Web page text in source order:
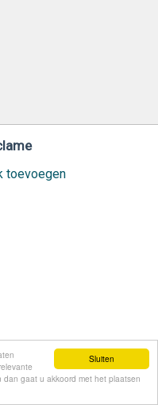
Sluiten
gaat u akkoord met het plaatsen
toevoegen